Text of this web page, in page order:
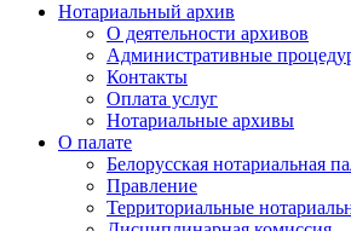
Нотариальный архив
О деятельности архивов
Административные
Контакты
Оплата услуг
Нотариальные архивы
О палате
Белорусская нотариальная
Правление
Территориальные